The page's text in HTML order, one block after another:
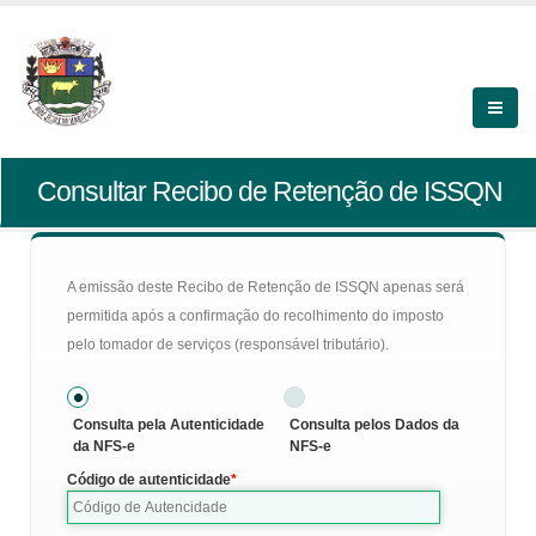
Consultar Recibo de Retenção de ISSQN
A emissão deste Recibo de Retenção de ISSQN apenas será
permitida após a confirmação do recolhimento do imposto
pelo tomador de serviços (responsável tributário).
Consulta pela Autenticidade
da NFS-e
Consulta pelos Dados da
NFS-e
Código de autenticidade